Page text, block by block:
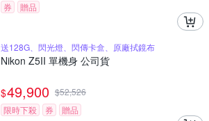
券 贈品
送128G、閃光燈、閃傳卡盒、原廠拭鏡布
Nikon Z5II 單機身 公司貨
$49,900 $52,526
限時下殺
券 贈品